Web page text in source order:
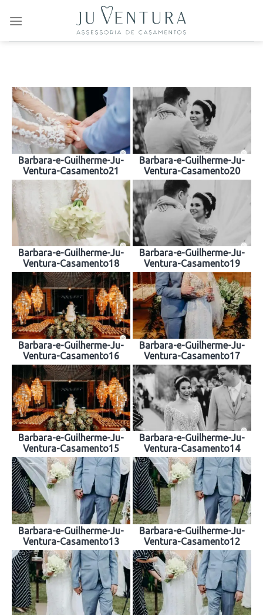
Barbara-e-Guilherme-Ju-
Ventura-Casamento21
Barbara-e-Guilherme-Ju-
Ventura-Casamento20
Barbara-e-Guilherme-Ju-
Ventura-Casamento18
Barbara-e-Guilherme-Ju-
Ventura-Casamento19
Barbara-e-Guilherme-Ju-
Ventura-Casamento16
Barbara-e-Guilherme-Ju-
Ventura-Casamento17
Barbara-e-Guilherme-Ju-
Ventura-Casamento15
Barbara-e-Guilherme-Ju-
Ventura-Casamento14
Barbara-e-Guilherme-Ju-
Ventura-Casamento13
Barbara-e-Guilherme-Ju-
Ventura-Casamento12